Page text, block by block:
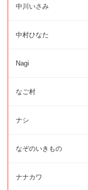
中川いさみ
中村ひなた
Nagi
なご村
ナシ
なぞのいきもの
ナナカワ